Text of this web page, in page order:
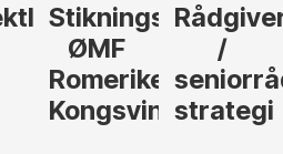
Rådgiver
/
seniorrådgiver
strategi
til
i Gulen